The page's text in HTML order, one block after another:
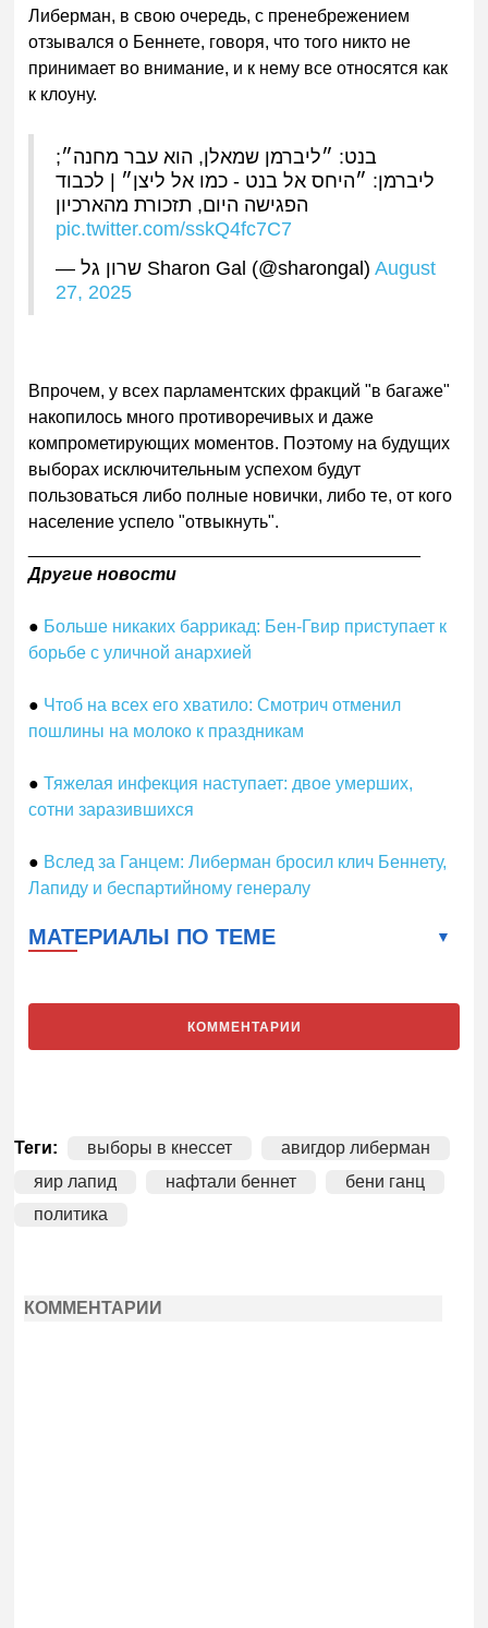
Либерман, в свою очередь, с пренебрежением
отзывался о Беннете, говоря, что того никто не
принимает во внимание, и к нему все относятся как
к клоуну.
בנט: ״ליברמן שמאלן, הוא עבר מחנה״;
ליברמן: ״היחס אל בנט - כמו אל ליצן״ | לכבוד
הפגישה היום, תזכורת מהארכיון
pic.twitter.com/sskQ4fc7C7
— שרון גל Sharon Gal (@sharongal)August
27, 2025
Впрочем, у всех парламентских фракций "в багаже"
накопилось много противоречивых и даже
компрометирующих моментов. Поэтому на будущих
выборах исключительным успехом будут
пользоваться либо полные новички, либо те, от кого
население успело "отвыкнуть".
Другие новости
● Больше никаких баррикад: Бен-Гвир приступает к
борьбе с уличной анархией
● Чтоб на всех его хватило: Смотрич отменил
пошлины на молоко к праздникам
●Тяжелая инфекция наступает: двое умерших,
сотни заразившихся
● Вслед за Ганцем: Либерман бросил клич Беннету,
Лапиду и беспартийному генералу
МАТЕРИАЛЫ ПО ТЕМЕ
КОММЕНТАРИИ
Теги: выборы в кнессет
авигдор либерман
яир лапид
нафтали беннет
бени ганц
политика
КОММЕНТАРИИ